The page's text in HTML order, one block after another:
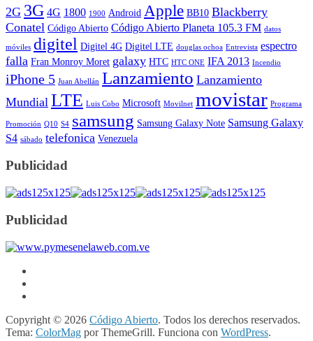
2G 3G 4G 1800 1900 Android Apple BB10 Blackberry
Conatel Código Abierto Código Abierto Planeta 105.3 FM datos
móviles digitel Digitel 4G Digitel LTE douglas ochoa Entrevista espectro
falla Fran Monroy Moret galaxy HTC HTC ONE IFA 2013 Incendio
iPhone 5 Juan Abellán Lanzamiento Lanzamiento
Mundial LTE Luis Cobo Microsoft Movilnet movistar Programa
Promoción Q10 S4 samsung Samsung Galaxy Note Samsung Galaxy
S4 sábado telefonica Venezuela
Publicidad
Publicidad
Copyright © 2026 Código Abierto. Todos los derechos reservados.
Tema: ColorMag por ThemeGrill. Funciona con WordPress.